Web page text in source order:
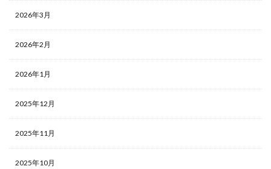
2026年3月
2026年2月
2026年1月
2025年12月
2025年11月
2025年10月